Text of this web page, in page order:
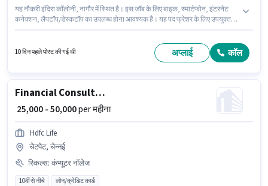
यह नौकरी इंदिरा कॉलोनी, नागौर में स्थित है। इस जॉब के लिए बाइक, स्मार्टफोन, इंटरनेट
कनेक्शन, लैपटॉप/डेस्कटॉप का उपलब्ध होना आवश्यक है। यह पद फ्रेशर के लिए उपयुक्त
/ बिज़नेस डेवलपमेंट श्रेणी में एरिया सेल्स ऑफिसर के रूप में जुड़ें। इस भूमिका के साथ
10 दिन पहले पोस्ट की गई थी अप्लाई कॉल
Financial Consultant
₹ 25,000 - 50,000per महीना
Hdfc Life
चेटपेट, चेन्नई
स्किल्स: कंप्यूटर नॉलेज
10वीं से नीचे लोन/क्रेडिट कार्ड